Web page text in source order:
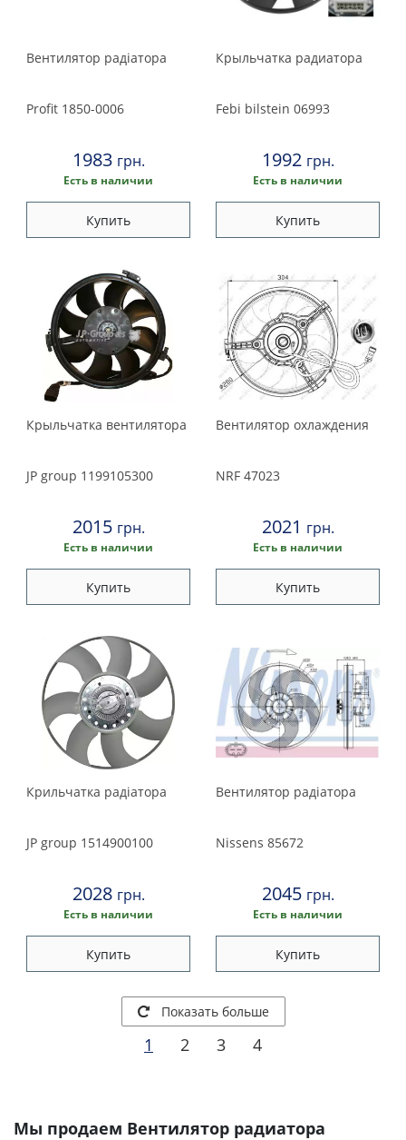
Вентилятор радіатора
Profit 1850-0006
1983 грн.
Есть в наличии
Купить
Крыльчатка радиатора
Febi bilstein 06993
1992 грн.
Есть в наличии
Купить
Крыльчатка вентилятора
JP group 1199105300
2015 грн.
Есть в наличии
Купить
Вентилятор охлаждения
NRF 47023
2021 грн.
Есть в наличии
Купить
Крильчатка радiатора
JP group 1514900100
2028 грн.
Есть в наличии
Купить
Вентилятор радіатора
Nissens 85672
2045 грн.
Есть в наличии
Купить
Показать больше
1 2 3 4
Мы продаем Вентилятор радиатора